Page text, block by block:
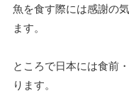
魚を食す際には感謝の
ます。
ところで日本には食前
ります。